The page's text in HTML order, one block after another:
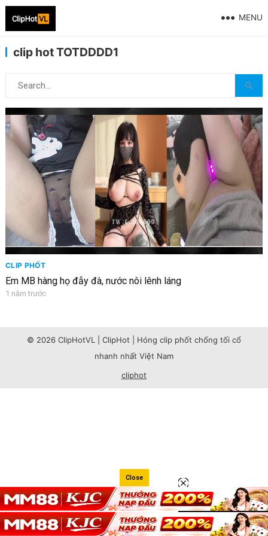
MENU
clip hot TOTDDDD1
CLIP PHỐT
Em MB hàng họ đẫy đà, nước nôi lênh láng
1 năm trước
© 2026 ClipHotVL | ClipHot | Hóng clip phốt chống tối cổ
nhanh nhất Việt Nam
cliphot
Close